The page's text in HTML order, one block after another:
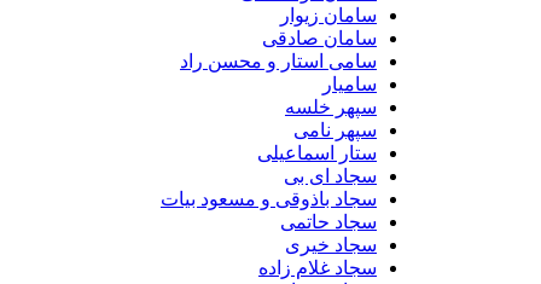
سامان زیوار
سامان صادقی
سامی استار و محسن راد
سامیار
سپهر خلسه
سپهر نامی
ستار اسماعیلی
سجاد ای بی
سجاد باذوقی و مسعود بیات
سجاد حاتمی
سجاد خیری
سجاد غلام زاده